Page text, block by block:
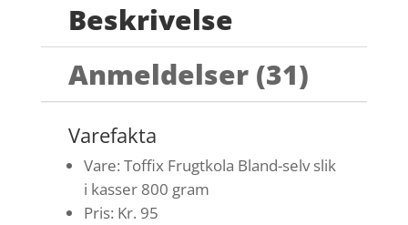
Beskrivelse
Anmeldelser (31)
Varefakta
Vare: Toffix Frugtkola Bland-selv slik
i kasser 800 gram
Pris: Kr. 95